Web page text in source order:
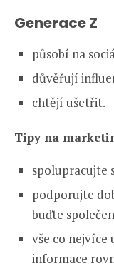
Generace Z
působí na
důvěřují
chtějí ušetřit.
Tipy na
spolupracujte
podporujte
buďte
vše co nejvíce
informace